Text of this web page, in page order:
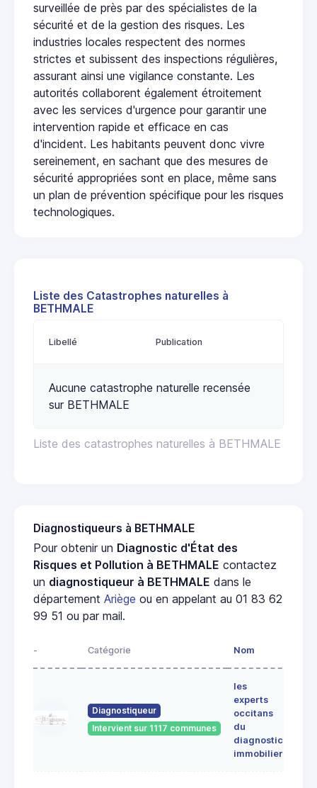
surveillée de près par des spécialistes de la
sécurité et de la gestion des risques. Les
industries locales respectent des normes
strictes et subissent des inspections régulières,
assurant ainsi une vigilance constante. Les
autorités collaborent également étroitement
avec les services d'urgence pour garantir une
intervention rapide et efficace en cas
d'incident. Les habitants peuvent donc vivre
sereinement, en sachant que des mesures de
sécurité appropriées sont en place, même sans
un plan de prévention spécifique pour les risques
technologiques.
Liste des Catastrophes naturelles à
BETHMALE
Liste des catastrophes naturelles à BETHMALE
Libellé Publication
Aucune catastrophe naturelle recensée
sur BETHMALE
Diagnostiqueurs à BETHMALE
Pour obtenir un Diagnostic d'État des
Risques et Pollution à BETHMALE contactez
un diagnostiqueur à BETHMALE dans le
département Ariège ou en appelant au 01 83 62
99 51 ou par mail.
- Catégorie Nom
Diagnostiqueur
Intervient sur 1117 communes
les
experts
occitans
du
diagnostic
immobilier